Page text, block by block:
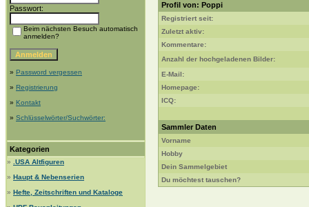
Passwort:
Beim nächsten Besuch automatisch
anmelden?
» Password vergessen
» Registrierung
» Kontakt
» Schlüsselwörter/Suchwörter:
Kategorien
»
.USA Altfiguren
» Haupt & Nebenserien
» Hefte, Zeitschriften und Kataloge
Profil von: Poppi
Registriert seit:
Zuletzt aktiv:
Kommentare:
Anzahl der hochgeladenen Bilder:
E-Mail:
Homepage:
ICQ:
Sammler Daten
Vorname
Hobby
Dein Sammelgebiet
Du möchtest tauschen?